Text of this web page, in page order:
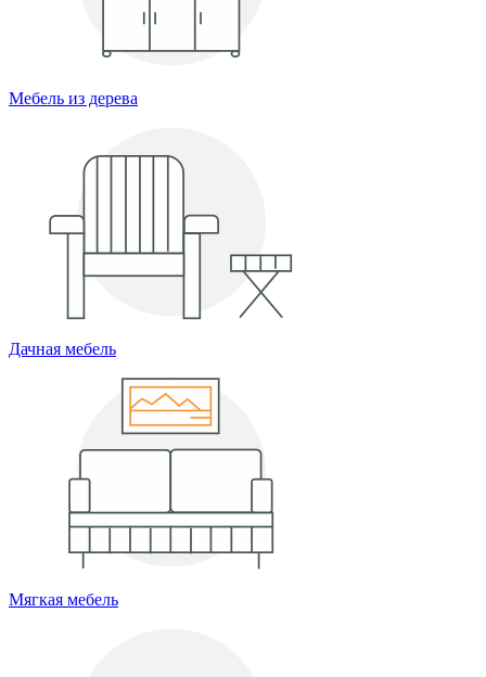
Мебель из дерева
Дачная мебель
Мягкая мебель